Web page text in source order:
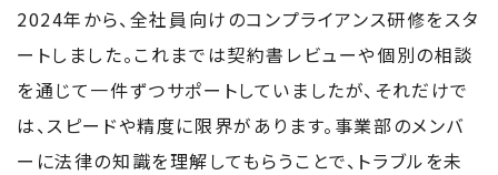
2024年から、全社員向けのコンプライアンス研修をスタ
ートしました。これまでは契約書レビューや個別の相談
を通じて一件ずつサポートしていましたが、それだけで
は、スピードや精度に限界があります。事業部のメンバ
ーに法律の知識を理解してもらうことで、トラブルを未